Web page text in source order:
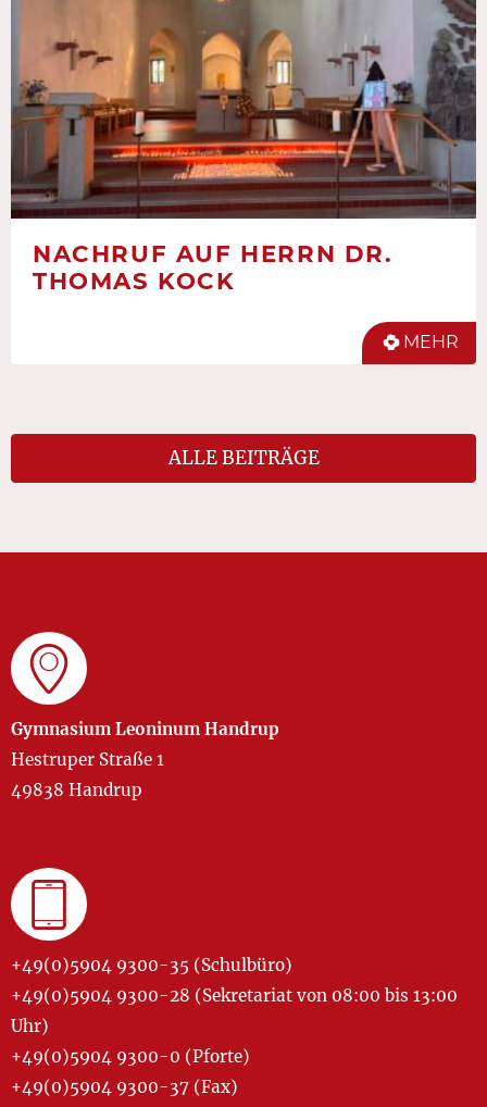
NACHRUF AUF HERRN DR.
THOMAS KOCK
MEHR
ALLE BEITRÄGE
Gymnasium Leoninum Handrup
Hestruper Straße 1
49838 Handrup
+49(0)5904 9300-35 (Schulbüro)
+49(0)5904 9300-28 (Sekretariat von 08:00 bis 13:00
Uhr)
+49(0)5904 9300-0 (Pforte)
+49(0)5904 9300-37 (Fax)